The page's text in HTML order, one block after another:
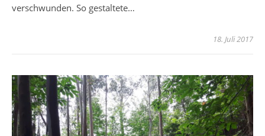
verschwunden. So gestaltete…
18. Juli 2017